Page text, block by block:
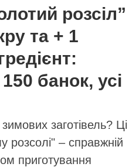
розсіл”
та + 1
банок, усі
заготівель? Ці
розсолі" – справжній
приготування